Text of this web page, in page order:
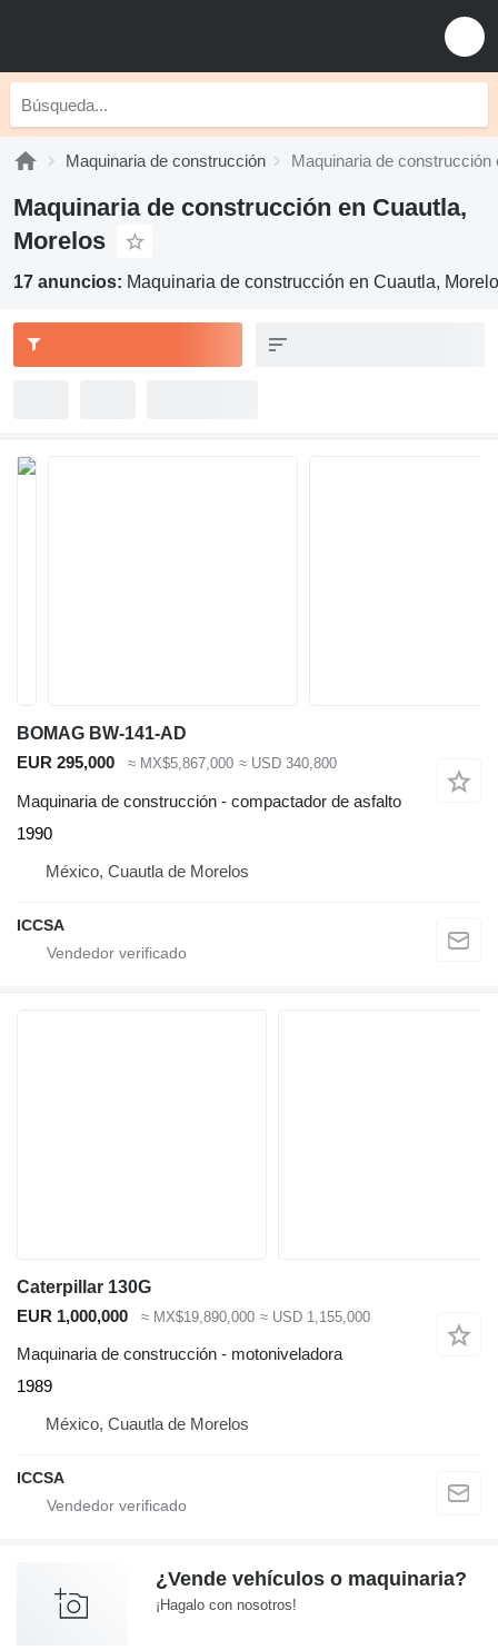
Maquinaria de construcción Maquinaria de construcción
Maquinaria de construcción en Cuautla,
Morelos
17 anuncios: Maquinaria de construcción en Cuautla,
BOMAG BW-141-AD
EUR 295,000
≈ MX$5,867,000 ≈ USD 340,800
Maquinaria de construcción - compactador de asfalto
1990
México, Cuautla de Morelos
ICCSA
Caterpillar 130G
EUR 1,000,000
≈ MX$19,890,000 ≈ USD 1,155,000
Maquinaria de construcción - motoniveladora
1989
México, Cuautla de Morelos
ICCSA
¿Vende vehículos o maquinaria?
¡Hagalo con nosotros!